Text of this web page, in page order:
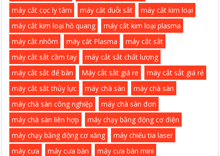
máy cắt cọc ly tâm
máy cắt duỗi sắt
máy cắt kim loại
máy cắt kim loại hồ quang
máy cắt kim loại plasma
máy cắt nhôm
máy cắt Plasma
máy cắt sắt
máy cắt sắt cầm tay
máy cắt sắt chất lượng
máy cắt sắt để bàn
Máy cắt sắt giá re
máy cắt sắt giá rẻ
máy cắt sắt thủy lực
máy chà sàn
mày chà sàn
máy chà sàn công nghiệp
máy chà sàn đơn
máy chà sàn liên hợp
máy chạy bằng động cơ điện
máy chạy bằng động cơ xăng
máy chiếu tia laser
máy cưa
máy cưa bàn
máy cưa bàn mini